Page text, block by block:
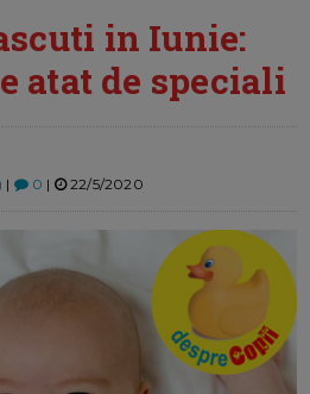
in Iunie:
atat de speciali
| 0 | 22/5/2020